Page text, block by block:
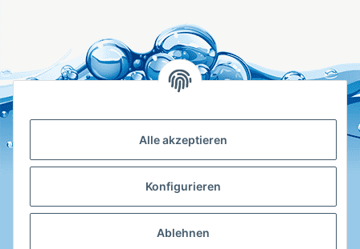
Alle akzeptieren
Konfigurieren
Ablehnen